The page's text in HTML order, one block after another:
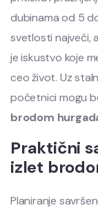
dubinama od 5
svetlosti najveći,
je iskustvo koje
ceo život. Uz
početnici mogu
brodom
Praktični
izlet
Planiranje